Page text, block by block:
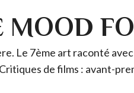
MOOD
Le 7ème art raconté
de films : avant-